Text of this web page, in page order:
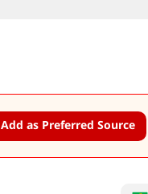
Add as Preferred Source